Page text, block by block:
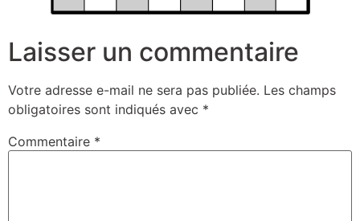
Laisser un commentaire
Votre adresse e-mail ne sera pas publiée. Les champs
obligatoires sont indiqués avec *
Commentaire *